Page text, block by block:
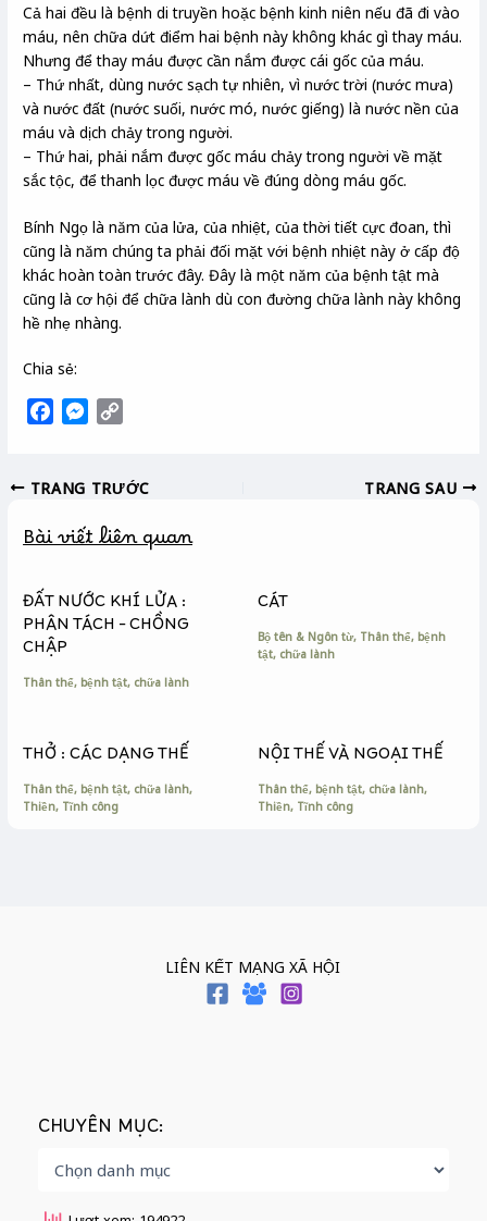
Cả hai đều là bệnh di truyền hoặc bệnh kinh niên nếu đã đi vào
máu, nên chữa dứt điểm hai bệnh này không khác gì thay máu.
Nhưng để thay máu được cần nắm được cái gốc của máu.
– Thứ nhất, dùng nước sạch tự nhiên, vì nước trời (nước mưa)
và nước đất (nước suối, nước mó, nước giếng) là nước nền của
máu và dịch chảy trong người.
– Thứ hai, phải nắm được gốc máu chảy trong người về mặt
sắc tộc, để thanh lọc được máu về đúng dòng máu gốc.
Bính Ngọ là năm của lửa, của nhiệt, của thời tiết cực đoan, thì
cũng là năm chúng ta phải đối mặt với bệnh nhiệt này ở cấp độ
khác hoàn toàn trước đây. Đây là một năm của bệnh tật mà
cũng là cơ hội để chữa lành dù con đường chữa lành này không
hề nhẹ nhàng.
Chia sẻ:
e
o
k
M
s
n
e
r
y
i
k
TRANG TRƯỚC TRANG SAU
Bài viết liên quan
ĐẤT NƯỚC KHÍ LỬA :
PHÂN TÁCH – CHỒNG
CHẬP
Thân thể, bệnh tật, chữa lành
CÁT
Bộ tên & Ngôn từ, Thân thể, bệnh
tật, chữa lành
THỞ : CÁC DẠNG THẾ
Thân thể, bệnh tật, chữa lành,
Thiền, Tĩnh công
NỘI THẾ VÀ NGOẠI THẾ
Thân thể, bệnh tật, chữa lành,
Thiền, Tĩnh công
LIÊN KẾT MẠNG XÃ HỘI
CHUYÊN MỤC: